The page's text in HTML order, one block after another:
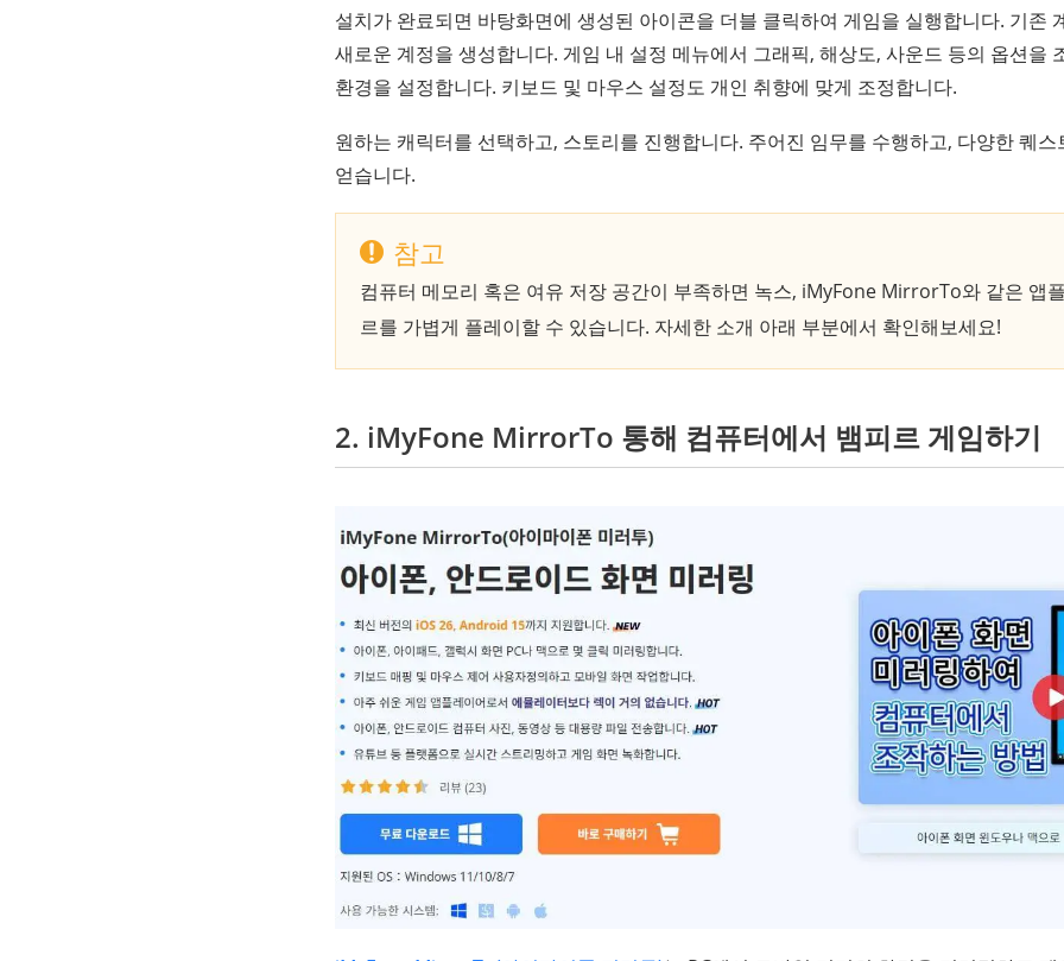
설치가 완료되면 바탕화면에 생성된 아이콘을 더블 클릭하여 게임을 실행합니다. 기존
새로운 계정을 생성합니다. 게임 내 설정 메뉴에서 그래픽, 해상도, 사운드 등의 옵션을
환경을 설정합니다. 키보드 및 마우스 설정도 개인 취향에 맞게 조정합니다.
원하는 캐릭터를 선택하고, 스토리를 진행합니다. 주어진 임무를 수행하고, 다양한 퀘
얻습니다.
참고
컴퓨터 메모리 혹은 여유 저장 공간이 부족하면 녹스, iMyFone MirrorTo와 같은 앱
르를 가볍게 플레이할 수 있습니다. 자세한 소개 아래 부분에서 확인해보세요!
2. iMyFone MirrorTo 통해 컴퓨터에서 뱀피르 게임하기